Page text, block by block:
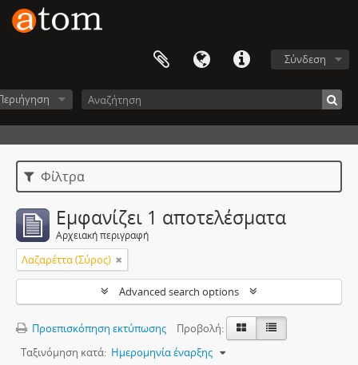
Σύνδεση
Φίλτρα
Εμφανίζει 1 αποτελέσματα
Αρχειακή περιγραφή
Λαζαρέττα (Σύρος)
Advanced search options
Προεπισκόπηση εκτύπωσης
Προβολή:
Ταξινόμηση κατά: Ημερομηνία έναρξης